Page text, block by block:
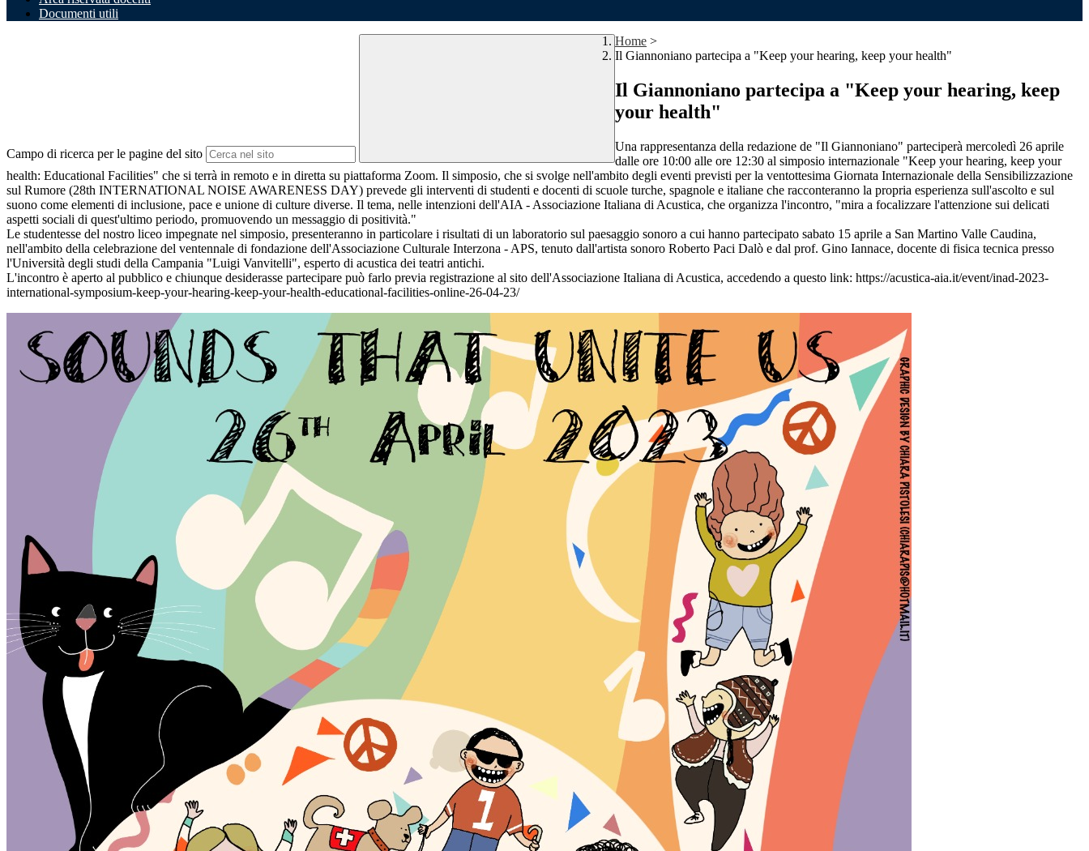
Documenti utili
Campo di ricerca per le pagine del sito
Home >
Il Giannoniano partecipa a "Keep your hearing, keep your health"
Il Giannoniano partecipa a "Keep your hearing, keep
your health"
Una rappresentanza della redazione de "Il Giannoniano" parteciperà mercoledì 26 aprile
dalle ore 10:00 alle ore 12:30 al simposio internazionale "Keep your hearing, keep your
health: Educational Facilities" che si terrà in remoto e in diretta su piattaforma Zoom. Il simposio, che si svolge nell'ambito degli eventi previsti per la ventottesima Giornata Internazionale della Sensibilizzazione
sul Rumore (28th INTERNATIONAL NOISE AWARENESS DAY) prevede gli interventi di studenti e docenti di scuole turche, spagnole e italiane che racconteranno la propria esperienza sull'ascolto e sul
suono come elementi di inclusione, pace e unione di culture diverse. Il tema, nelle intenzioni dell'AIA - Associazione Italiana di Acustica, che organizza l'incontro, "mira a focalizzare l'attenzione sui delicati
aspetti sociali di quest'ultimo periodo, promuovendo un messaggio di positività."
Le studentesse del nostro liceo impegnate nel simposio, presenteranno in particolare i risultati di un laboratorio sul paesaggio sonoro a cui hanno partecipato sabato 15 aprile a San Martino Valle Caudina,
nell'ambito della celebrazione del ventennale di fondazione dell'Associazione Culturale Interzona - APS, tenuto dall'artista sonoro Roberto Paci Dalò e dal prof. Gino Iannace, docente di fisica tecnica presso
l'Università degli studi della Campania "Luigi Vanvitelli", esperto di acustica dei teatri antichi.
L'incontro è aperto al pubblico e chiunque desiderasse partecipare può farlo previa registrazione al sito dell'Associazione Italiana di Acustica, accedendo a questo link: https://acustica-aia.it/event/inad-2023-
international-symposium-keep-your-hearing-keep-your-health-educational-facilities-online-26-04-23/